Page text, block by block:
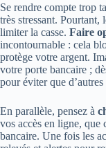
Se rendre compte trop
très stressant. Pourtant,
limiter la casse. Faire
incontournable : cela
protège votre argent.
votre porte bancaire ;
pour éviter que
En parallèle, pensez à
vos accès en ligne, que
bancaire. Une fois les